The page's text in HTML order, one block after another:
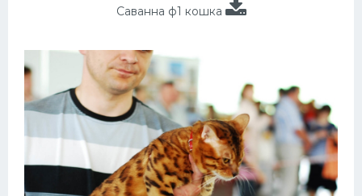
Саванна ф1 кошка